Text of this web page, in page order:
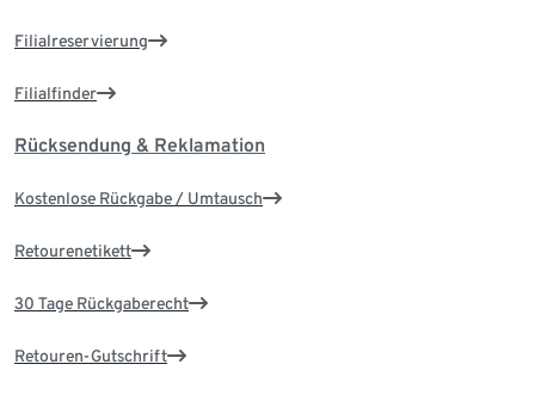
Filialreservierung
Filialfinder
Rücksendung & Reklamation
Kostenlose Rückgabe / Umtausch
Retourenetikett
30 Tage Rückgaberecht
Retouren-Gutschrift